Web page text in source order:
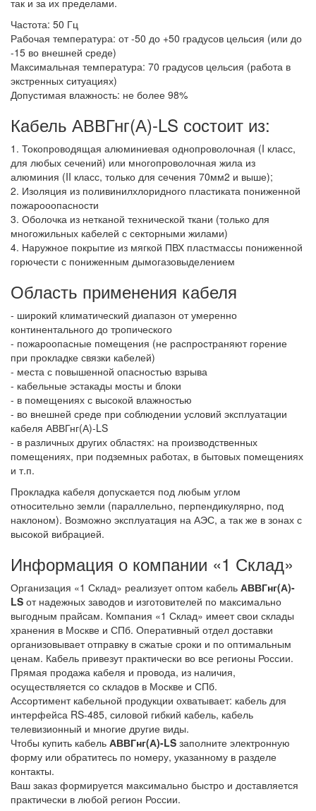
Частота: 50 Гц
Рабочая температура: от -50 до +50 градусов цельсия (или до
-15 во внешней среде)
Максимальная температура: 70 градусов цельсия (работа в
экстренных ситуациях)
Допустимая влажность: не более 98%
Кабель АВВГнг(А)-LS состоит из:
1. Токопроводящая алюминиевая однопроволочная (I класс,
для любых сечений) или многопроволочная жила из
алюминия (II класс, только для сечения 70мм2 и выше);
2. Изоляция из поливинилхлоридного пластиката пониженной
пожарооопасности
3. Оболочка из нетканой технической ткани (только для
многожильных кабелей с секторными жилами)
4. Наружное покрытие из мягкой ПВХ пластмассы пониженной
горючести с пониженным дымогазовыделением
Область применения кабеля
- широкий климатический диапазон от умеренно
континентального до тропического
- пожароопасные помещения (не распространяют горение
при прокладке связки кабелей)
- места с повышенной опасностью взрыва
- кабельные эстакады мосты и блоки
- в помещениях с высокой влажностью
- во внешней среде при соблюдении условий эксплуатации
кабеля АВВГнг(А)-LS
- в различных других областях: на производственных
помещениях, при подземных работах, в бытовых помещениях
и т.п.
Прокладка кабеля допускается под любым углом
относительно земли (параллельно, перпендикулярно, под
наклоном). Возможно эксплуатация на АЭС, а так же в зонах с
высокой вибрацией.
Информация о компании «1 Склад»
Организация «1 Склад» реализует оптом кабель АВВГнг(А)-
LS от надежных заводов и изготовителей по максимально
выгодным прайсам. Компания «1 Склад» имеет свои склады
хранения в Москве и СПб. Оперативный отдел доставки
организовывает отправку в сжатые сроки и по оптимальным
ценам. Кабель привезут практически во все регионы России.
Прямая продажа кабеля и провода, из наличия,
осуществляется со складов в Москве и СПб.
Ассортимент кабельной продукции охватывает: кабель для
интерфейса RS-485, силовой гибкий кабель, кабель
телевизионный и многие другие виды.
Чтобы купить кабель АВВГнг(А)-LS заполните электронную
форму или обратитесь по номеру, указанному в разделе
контакты.
Ваш заказ формируется максимально быстро и доставляется
практически в любой регион России.